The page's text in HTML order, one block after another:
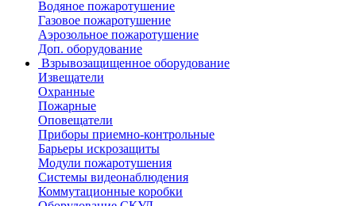
Водяное пожаротушение
Газовое пожаротушение
Аэрозольное пожаротушение
Доп. оборудование
Взрывозащищенное оборудование
Извещатели
Охранные
Пожарные
Оповещатели
Приборы приемно-контрольные
Барьеры искрозащиты
Модули пожаротушения
Системы видеонаблюдения
Коммутационные коробки